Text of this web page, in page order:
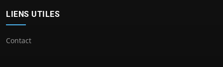
LIENS UTILES
Contact